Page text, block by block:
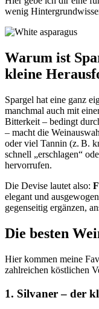
wenig
Warum ist
kleine
Spargel hat eine ganz
manchmal auch mit
Bitterkeit – bedingt
– macht die
oder viel Tannin (z. B.
schnell „erschlagen“
hervorrufen.
Die Devise lautet also:
elegant und
gegenseitig ergänzen,
Die besten
Hier kommen meine
zahlreichen köstlichen
1. Silvaner – der